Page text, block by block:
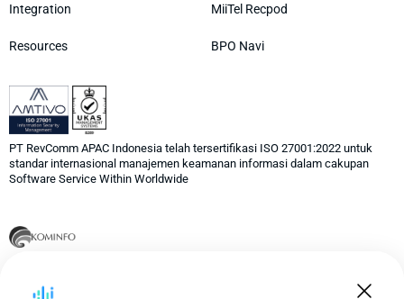
Integration
Resources
MiiTel Recpod
BPO Navi
PT RevComm APAC Indonesia telah tersertifikasi ISO 27001:2022 untuk
standar internasional manajemen keamanan informasi dalam cakupan
Software Service Within Worldwide
Kementerian Komunikasi dan Informasi Indonesia 069/TEL.02.07/2024.